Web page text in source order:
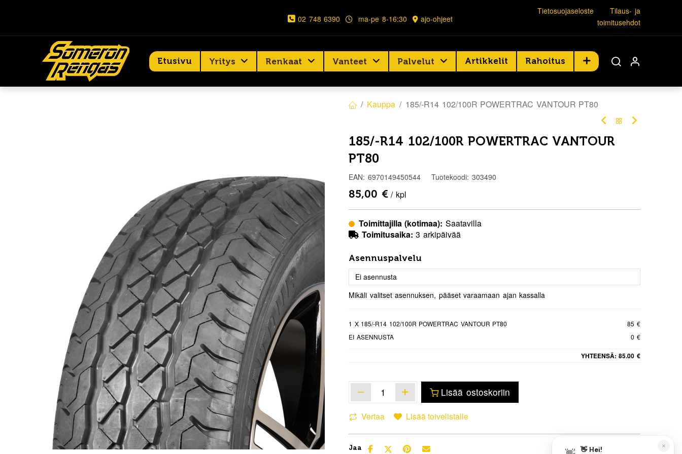
02 748 6390 ma-pe 8-16:30 ajo-ohjeet
Tietosuojaseloste
Tilaus- ja
toimitusehdot
Etusivu Yritys Renkaat Vanteet Palvelut Artikkelit Rahoitus
Kauppa 185/-R14 102/100R POWERTRAC VANTOUR PT80
185/-R14 102/100R POWERTRAC VANTOUR
PT80
EAN: 6970149450544 Tuotekoodi: 303490
85,00 € / kpl
Toimittajilla (kotimaa): Saatavilla
Toimitusaika: 3 arkipäivää
Asennuspalvelu
Mikäli valitset asennuksen, pääset varaamaan ajan kassalla
1 X 185/-R14 102/100R POWERTRAC VANTOUR PT80
85 €
EI ASENNUSTA
0 €
YHTEENSÄ: 85.00 €
Lisää ostoskoriin
Vertaa Lisää toivelistalle
Jaa